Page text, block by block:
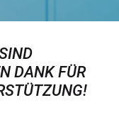
DANK FÜR